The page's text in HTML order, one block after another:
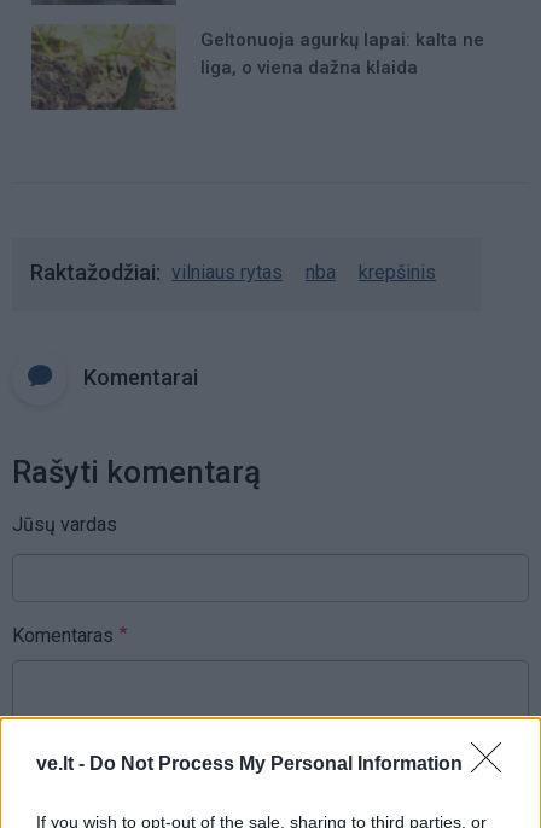
ve.lt - Do Not Process My Personal Information
If you wish to opt-out of the sale, sharing to third parties, or
Geltonuoja agurkų lapai: kalta ne
liga, o viena dažna klaida
Raktažodžiai vilniaus rytas nba krepšinis
Komentarai
Rašyti komentarą
Jūsų vardas
Komentaras